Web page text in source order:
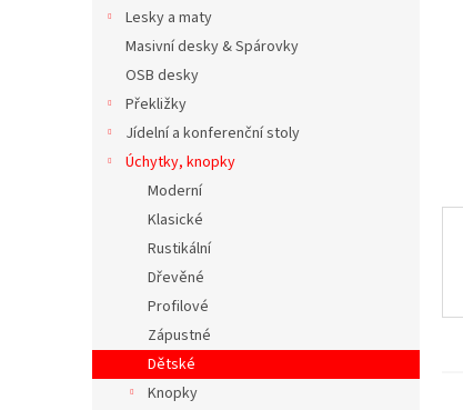
Lesky a maty
Masivní desky & Spárovky
OSB desky
Překližky
Jídelní a konferenční stoly
Úchytky, knopky
Moderní
Klasické
Rustikální
Dřevěné
Profilové
Zápustné
Dětské
Knopky